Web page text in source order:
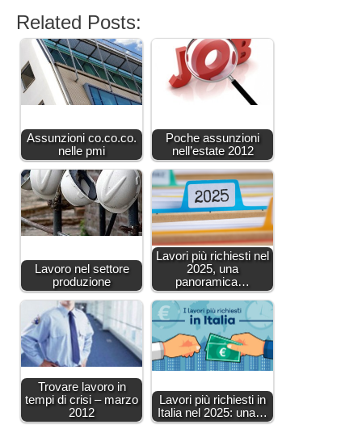
Related Posts:
Assunzioni co.co.co.
nelle pmi
Poche assunzioni
nell’estate 2012
Lavoro nel settore
produzione
Lavori più richiesti nel
2025, una
panoramica…
Trovare lavoro in
tempi di crisi – marzo
2012
Lavori più richiesti in
Italia nel 2025: una…